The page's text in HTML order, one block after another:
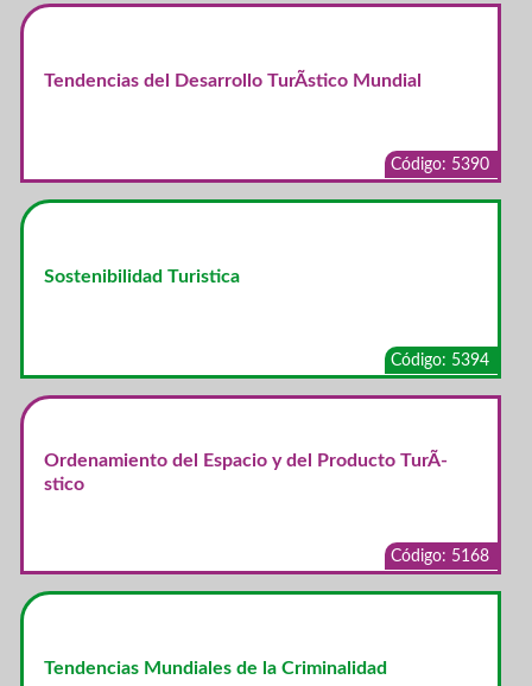
Tendencias del Desarrollo TurÃ­stico Mundial
Código: 5390
Sostenibilidad Turistica
Código: 5394
Ordenamiento del Espacio y del Producto TurÃ­
stico
Código: 5168
Tendencias Mundiales de la Criminalidad